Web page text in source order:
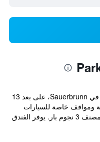
يقع مكان إقامة "Parkhotel Neubauer" في Sauerbrunn، على بعد 13
ومواقف خاصة للسيارات
مجاناً وتراس ومطعم. يوفر هذا الفندق المصنف 3 نجوم بار. يوفر الفندق